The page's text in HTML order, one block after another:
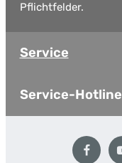
Pflichtfelder.
Service
Service-Hotline